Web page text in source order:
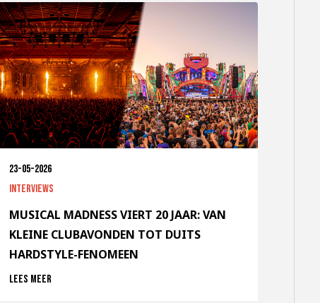
23-05-2026
Interviews
MUSICAL MADNESS VIERT 20 JAAR: VAN
KLEINE CLUBAVONDEN TOT DUITS
HARDSTYLE-FENOMEEN
Lees meer